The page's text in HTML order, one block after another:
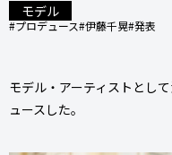
モデル
#プロデュース#伊藤千晃#発表
モデル・アーティストとし
ュースした。